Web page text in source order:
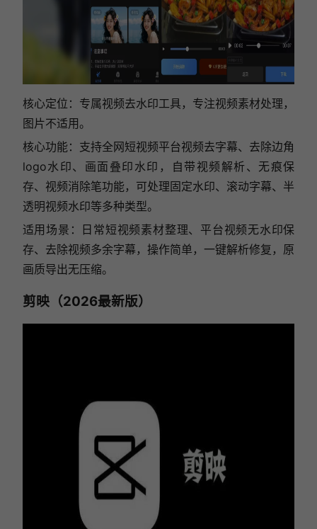
核心定位：专属视频去水印工具，专注视频素材处理，
图片不适用。
核心功能：支持全网短视频平台视频去字幕、去除边角
logo水印、画面叠印水印，自带视频解析、无痕保
存、视频消除笔功能，可处理固定水印、滚动字幕、半
透明视频水印等多种类型。
适用场景：日常短视频素材整理、平台视频无水印保
存、去除视频多余字幕，操作简单，一键解析修复，原
画质导出无压缩。
剪映（2026最新版）